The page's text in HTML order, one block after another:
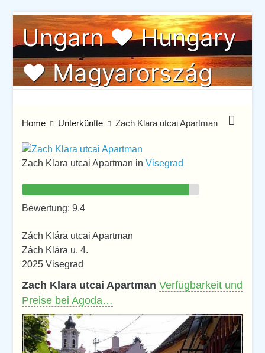
Skip
content
Ungarn ♥ Hungary
♥ Magyarország
Home Unterkünfte Zach Klara utcai Apartman
Zach Klara utcai Apartman inVisegrad
Bewertung: 9.4
Zách Klára utcai Apartman
Zách Klára u. 4.
2025 Visegrad
Zach Klara utcai ApartmanVerfügbarkeit und
Preise bei Agoda…